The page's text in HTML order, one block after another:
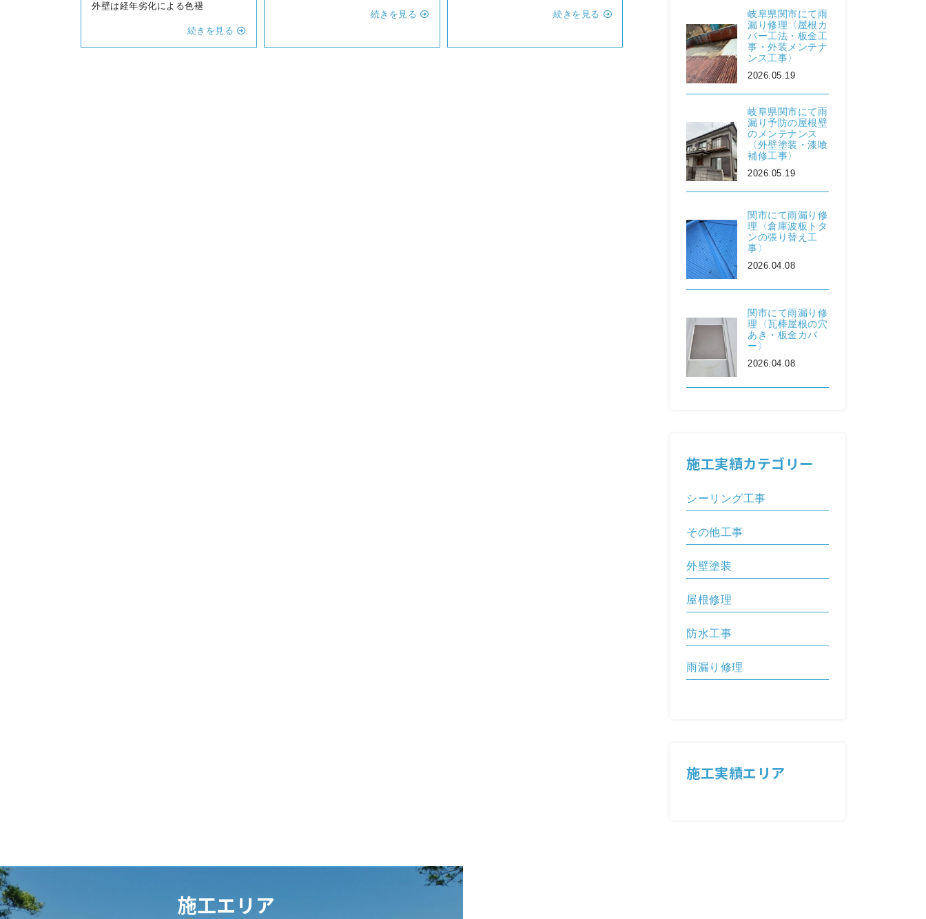
外壁は経年劣化による色褪
続きを見る
続きを見る 続きを見る
岐阜県関市にて雨
漏り修理〈屋根カ
バー工法・板金工
事・外装メンテナ
ンス工事〉
2026.05.19
岐阜県関市にて雨
漏り予防の屋根壁
のメンテナンス
〈外壁塗装・漆喰
補修工事〉
2026.05.19
関市にて雨漏り修
理〈倉庫波板トタ
ンの張り替え工
事〉
2026.04.08
関市にて雨漏り修
理〈瓦棒屋根の穴
あき・板金カバ
ー〉
2026.04.08
施工実績カテゴリー
シーリング工事
その他工事
外壁塗装
屋根修理
防水工事
雨漏り修理
施工実績エリア
施工エリア